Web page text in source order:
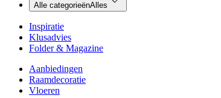
Alle categorieënAlles
Inspiratie
Klusadvies
Folder & Magazine
Aanbiedingen
Raamdecoratie
Vloeren